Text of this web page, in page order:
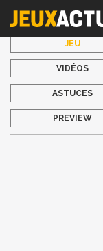
JEU
VIDÉOS
ASTUCES
PREVIEW